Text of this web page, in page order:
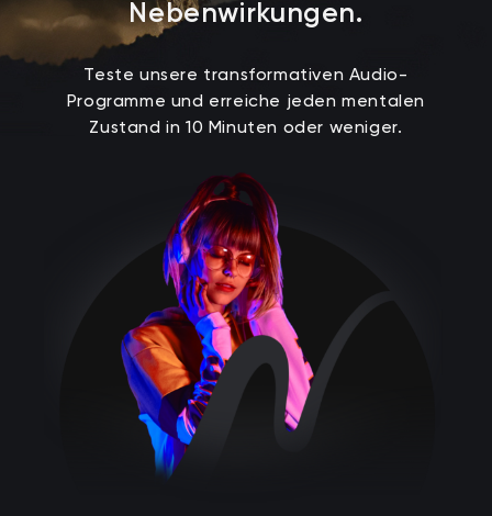
Nebenwirkungen.
Teste unsere transformativen Audio-
Programme und erreiche jeden mentalen
Zustand in 10 Minuten oder weniger.